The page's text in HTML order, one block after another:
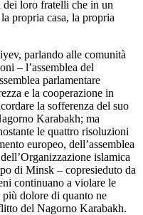
dei loro fratelli che in un
propria casa, la propria
parlando alle comunità
– l’assemblea del
parlamentare
e la cooperazione in
la sofferenza del suo
Karabakh; ma
le quattro risoluzioni
europeo, dell’assemblea
islamica
di Minsk – copresieduto da
continuano a violare le
dolore di quanto ne
del Nagorno Karabakh.